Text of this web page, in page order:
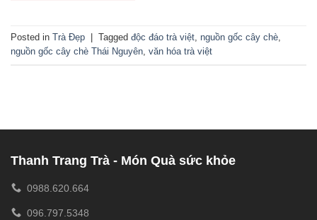
Posted in Trà Đẹp Tagged độc đáo trà việt, nguồn gốc cây chè,
nguồn gốc cây chè Thái Nguyên, văn hóa trà việt
Thanh Trang Trà - Món Quà sức khỏe
0988.620.664
096.797.5348